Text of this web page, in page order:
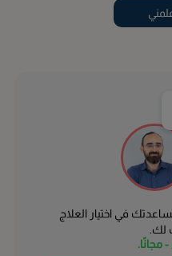
في اختيار العلاج
لك.
مجانًا.